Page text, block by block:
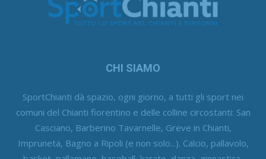
CHI SIAMO
SportChianti dà spazio, ogni giorno, a tutti gli sport nei
comuni del Chianti fiorentino e delle colline circostanti: San
Casciano, Barberino Tavarnelle, Greve in Chianti,
Impruneta, Bagno a Ripoli (e non solo...). Calcio, pallavolo,